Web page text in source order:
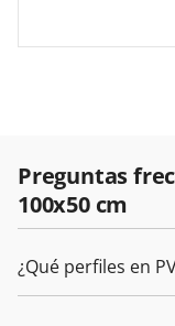
Preguntas
100x50 cm
¿Qué perfiles en